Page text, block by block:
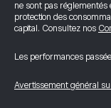
ne sont pas réglementés
protection des
capital. Consultez nos
Les performances
Avertissement général